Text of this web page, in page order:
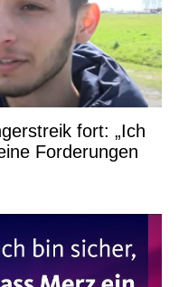
fort: „Ich
Forderungen